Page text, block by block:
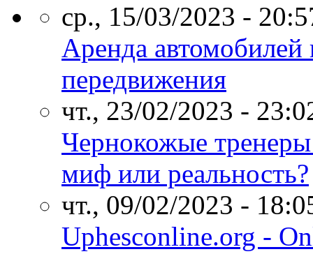
ср., 15/03/2023 -
Аренда автомобилей
передвижения
чт., 23/02/2023 -
Чернокожые
миф или реальность?
чт., 09/02/2023 -
Uphesconline.org -